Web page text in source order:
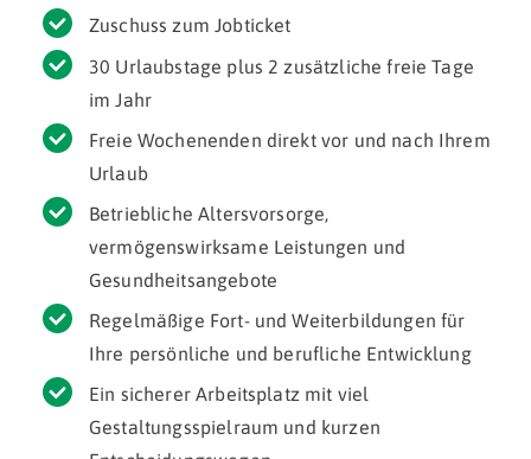
Zuschuss zum Jobticket
30 Urlaubstage plus 2 zusätzliche freie Tage
im Jahr
Freie Wochenenden direkt vor und nach Ihrem
Urlaub
Betriebliche Altersvorsorge,
vermögenswirksame Leistungen und
Gesundheitsangebote
Regelmäßige Fort- und Weiterbildungen für
Ihre persönliche und berufliche Entwicklung
Ein sicherer Arbeitsplatz mit viel
Gestaltungsspielraum und kurzen